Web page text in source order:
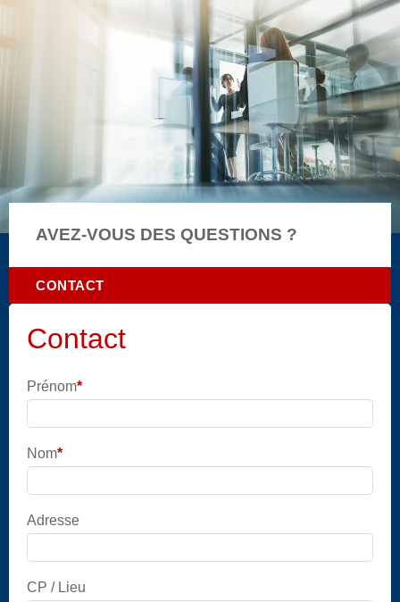
AVEZ-VOUS DES QUESTIONS ?
CONTACT
Contact
Prénom*
Nom*
Adresse
CP / Lieu